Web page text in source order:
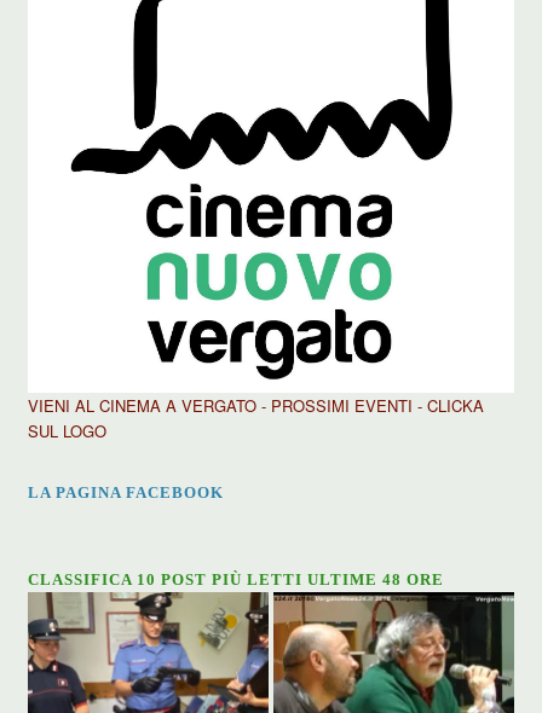
VIENI AL CINEMA A VERGATO - PROSSIMI EVENTI - CLICKA
SUL LOGO
LA PAGINA FACEBOOK
CLASSIFICA 10 POST PIÙ LETTI ULTIME 48 ORE